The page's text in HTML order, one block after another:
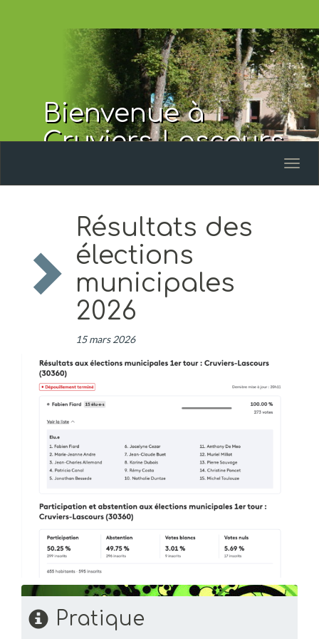
Bienvenue à
Cruviers-Lascours
Résultats des
élections
municipales
2026
15 mars 2026
Pratique